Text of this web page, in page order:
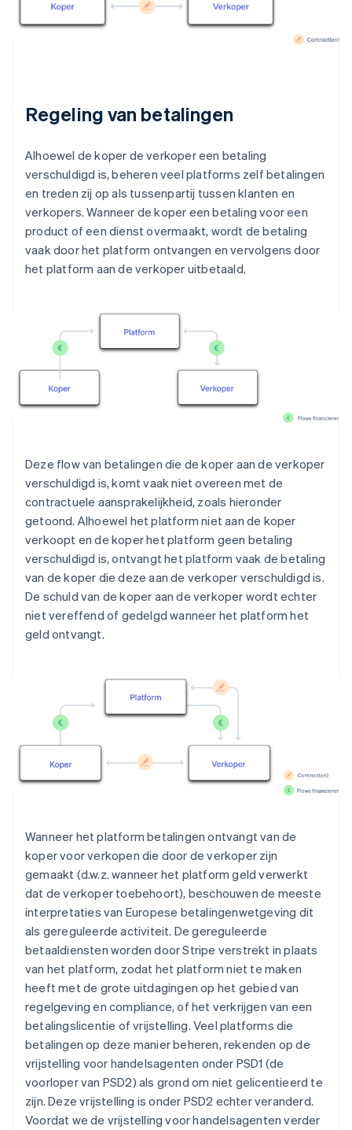
Regeling van betalingen
Alhoewel de koper de verkoper een betaling
verschuldigd is, beheren veel platforms zelf betalingen
en treden zij op als tussenpartij tussen klanten en
verkopers. Wanneer de koper een betaling voor een
product of een dienst overmaakt, wordt de betaling
vaak door het platform ontvangen en vervolgens door
het platform aan de verkoper uitbetaald.
Deze flow van betalingen die de koper aan de verkoper
verschuldigd is, komt vaak niet overeen met de
contractuele aansprakelijkheid, zoals hieronder
getoond. Alhoewel het platform niet aan de koper
verkoopt en de koper het platform geen betaling
verschuldigd is, ontvangt het platform vaak de betaling
van de koper die deze aan de verkoper verschuldigd is.
De schuld van de koper aan de verkoper wordt echter
niet vereffend of gedelgd wanneer het platform het
geld ontvangt.
Wanneer het platform betalingen ontvangt van de
koper voor verkopen die door de verkoper zijn
gemaakt (d.w.z. wanneer het platform geld verwerkt
dat de verkoper toebehoort), beschouwen de meeste
interpretaties van Europese betalingenwetgeving dit
als gereguleerde activiteit. De gereguleerde
betaaldiensten worden door Stripe verstrekt in plaats
van het platform, zodat het platform niet te maken
heeft met de grote uitdagingen op het gebied van
regelgeving en compliance, of het verkrijgen van een
betalingslicentie of vrijstelling. Veel platforms die
betalingen op deze manier beheren, rekenden op de
vrijstelling voor handelsagenten onder PSD1 (de
voorloper van PSD2) als grond om niet gelicentieerd te
zijn. Deze vrijstelling is onder PSD2 echter veranderd.
Voordat we de vrijstelling voor handelsagenten verder